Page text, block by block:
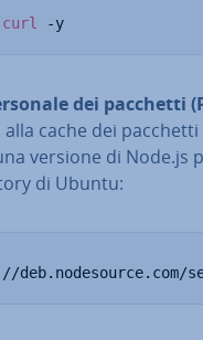
curl -y
dei pacchetti
cache dei
versione di Node.js
di Ubuntu: